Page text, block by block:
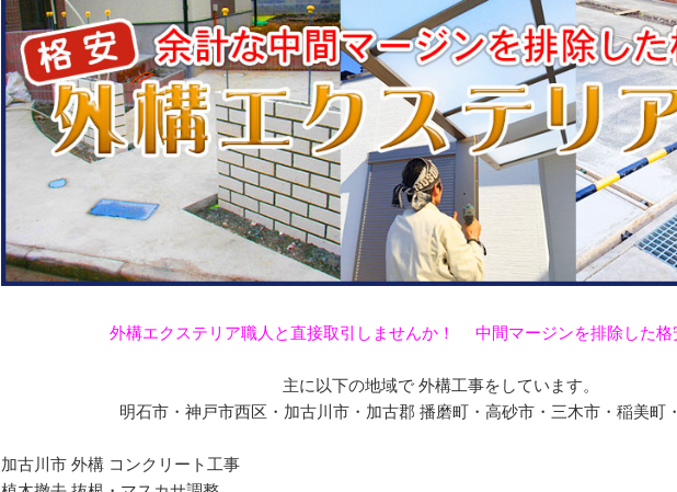
外構エクステリア職人と直接取引しませんか！ 中間マージンを排除した格
主に以下の地域で 外構工事をしています。
明石市・神戸市西区・加古川市・加古郡 播磨町・高砂市・三木市・稲美町
加古川市 外構 コンクリート工事